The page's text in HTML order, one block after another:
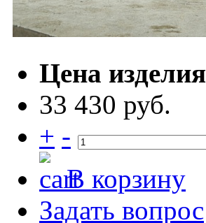
Цена изделия
33 430 руб.
+ -
В корзину
Задать вопрос